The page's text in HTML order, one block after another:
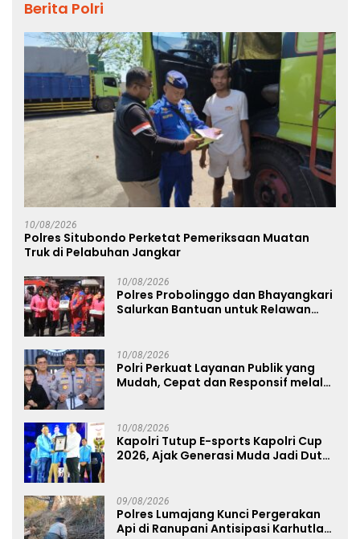
Berita Polri
10/08/2026
Polres Situbondo Perketat Pemeriksaan Muatan
Truk di Pelabuhan Jangkar
10/08/2026
Polres Probolinggo dan Bhayangkari
Salurkan Bantuan untuk Relawan
10/08/2026
Polri Perkuat Layanan Publik yang
Mudah, Cepat dan Responsif melalui
10/08/2026
Kapolri Tutup E-sports Kapolri Cup
2026, Ajak Generasi Muda Jadi Duta
09/08/2026
Polres Lumajang Kunci Pergerakan
Api di Ranupani Antisipasi Karhutla